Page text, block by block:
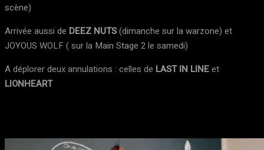
scène)
Arrivée aussi de DEEZ NUTS(dimanche sur la warzone) et
JOYOUS WOLF ( sur la Main Stage 2 le samedi)
A déplorer deux annulations : celles de LAST IN LINEet
LIONHEART